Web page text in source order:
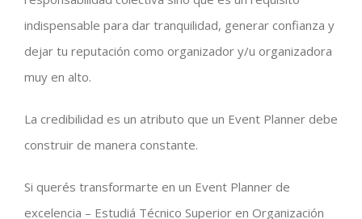
indispensable para dar tranquilidad, generar confianza y
dejar tu reputación como organizador y/u organizadora
muy en alto.
La credibilidad es un atributo que un Event Planner debe
construir de manera constante.
Si querés transformarte en un Event Planner de
excelencia – Estudiá Técnico Superior en Organización